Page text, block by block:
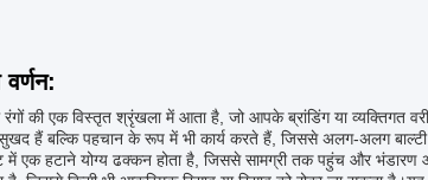
रंगों की एक विस्तृत श्रृंखला में आता है, जो आपके ब्रांडिंग या
हैं बल्कि पहचान के रूप में भी कार्य करते हैं, जिससे अलग-अलग बाल्टी
एक हटाने योग्य ढक्कन होता है, जिससे सामग्री तक पहुंच और